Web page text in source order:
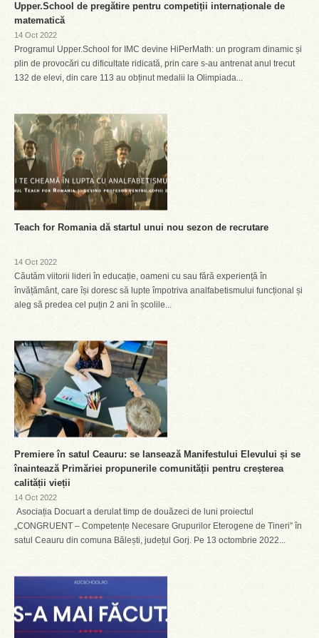
Upper.School de pregătire pentru competiții internaționale de
matematică
14 Oct 2022
Programul Upper.School for IMC devine HiPerMath: un program dinamic și
plin de provocări cu dificultate ridicată, prin care s-au antrenat anul trecut
132 de elevi, din care 113 au obținut medalii la Olimpiada...
Teach for Romania dă startul unui nou sezon de recrutare
14 Oct 2022
Căutăm viitorii lideri în educație, oameni cu sau fără experiență în
învățământ, care își doresc să lupte împotriva analfabetismului funcțional și
aleg să predea cel puțin 2 ani în școlile...
Premiere în satul Ceauru: se lansează Manifestului Elevului și se
înaintează Primăriei propunerile comunității pentru creșterea
calității vieții
14 Oct 2022
Asociația Docuart a derulat timp de douăzeci de luni proiectul
„CONGRUENT – Competențe Necesare Grupurilor Eterogene de Tineri” în
satul Ceauru din comuna Bălești, județul Gorj. Pe 13 octombrie 2022...